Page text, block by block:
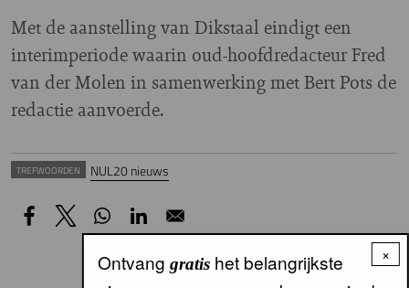
Met de aanstelling van Dikstaal eindigt een
interimperiode waarin oud-hoofdredacteur Fred
van der Molen in samenwerking met Bert Pots de
redactie aanvoerde.
TREFWOORDEN NUL20 nieuws
×
Ontvang gratishet belangrijkste